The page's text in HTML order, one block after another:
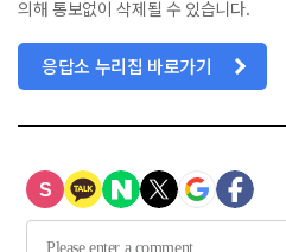
의해 통보없이 삭제될 수 있습니다.
응답소 누리집 바로가기